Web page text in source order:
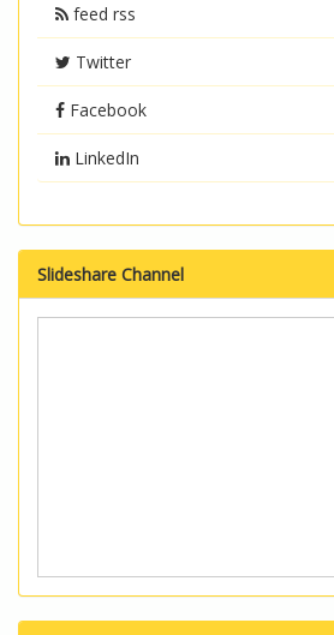
feed rss
Twitter
Facebook
LinkedIn
Slideshare Channel